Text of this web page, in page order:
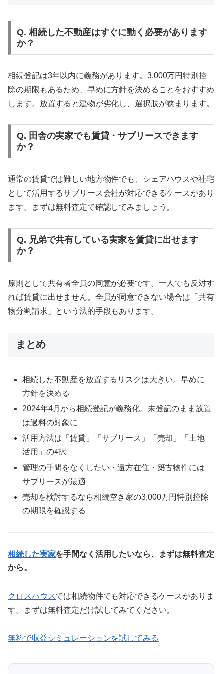
Q. 相続した不動産はすぐに動く必要があります
か？
相続登記は3年以内に義務があります。3,000万円特別控
除の期限もあるため、早めに方針を決めることをおすすめ
します。放置すると建物が劣化し、選択肢が狭まります。
Q. 田舎の実家でも賃貸・サブリースできます
か？
通常の賃貸では難しい地方物件でも、シェアハウスや社宅
として活用するサブリース会社が対応できるケースがあり
ます。まずは無料査定で確認してみましょう。
Q. 兄弟で共有している実家を賃貸に出せます
か？
原則として共有者全員の同意が必要です。一人でも反対す
れば賃貸に出せません。全員が同意できない場合は「共有
物分割請求」という法的手段もあります。
まとめ
相続した不動産を放置するリスクは大きい。早めに
方針を決める
2024年4月から相続登記が義務化。未登記のまま放置
は過料の対象に
活用方法は「賃貸」「サブリース」「売却」「土地
活用」の4択
管理の手間をなくしたい・遠方在住・築古物件には
サブリースが最適
売却を検討するなら相続空き家の3,000万円特別控除
の期限を確認する
相続した実家を手間なく活用したいなら、まずは無料査定
から。
クロスハウスでは相続物件でも対応できるケースがありま
す。まずは無料査定だけ試してみてください。
無料で収益シミュレーションを試してみる